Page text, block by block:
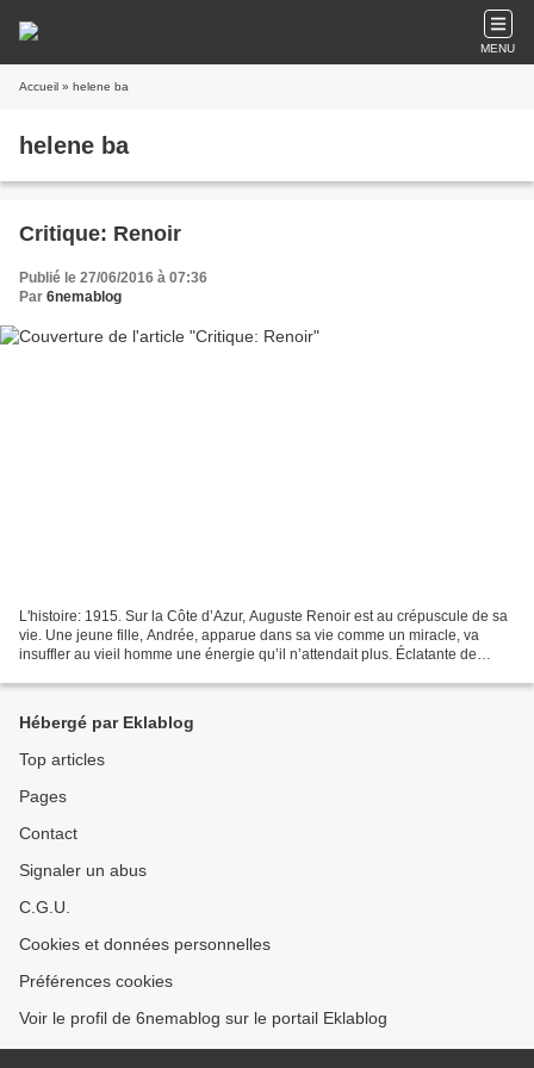
MENU
Accueil » helene ba
helene ba
Critique: Renoir
Publié le 27/06/2016 à 07:36
Par 6nemablog
L'histoire: 1915. Sur la Côte d’Azur, Auguste Renoir est au crépuscule de sa
vie. Une jeune fille, Andrée, apparue dans sa vie comme un miracle, va
insuffler au vieil homme une énergie qu’il n’attendait plus. Éclatante de
Hébergé par Eklablog
Top articles
Pages
Contact
Signaler un abus
C.G.U.
Cookies et données personnelles
Préférences cookies
Voir le profil de 6nemablog sur le portail Eklablog